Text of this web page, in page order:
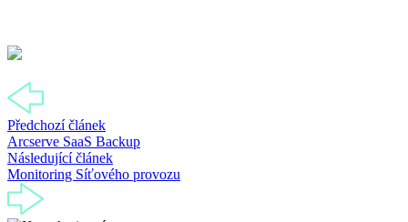
Předchozí článek
Arcserve SaaS Backup
Následující článek
Monitoring Síťového provozu